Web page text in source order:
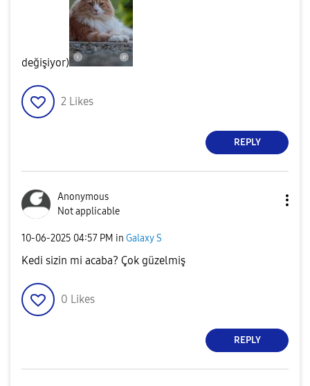
değişiyor)
2 Likes
REPLY
Anonymous
Not applicable
‎10-06-2025 04:57 PM in Galaxy S
Kedi sizin mi acaba? Çok güzelmiş
0 Likes
REPLY